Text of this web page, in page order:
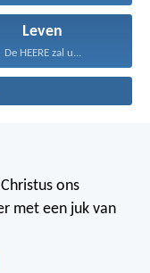
Leven
De HEERE zal u...
ons
met een juk van